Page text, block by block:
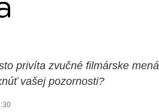
privíta zvučné filmárske
vašej pozornosti?